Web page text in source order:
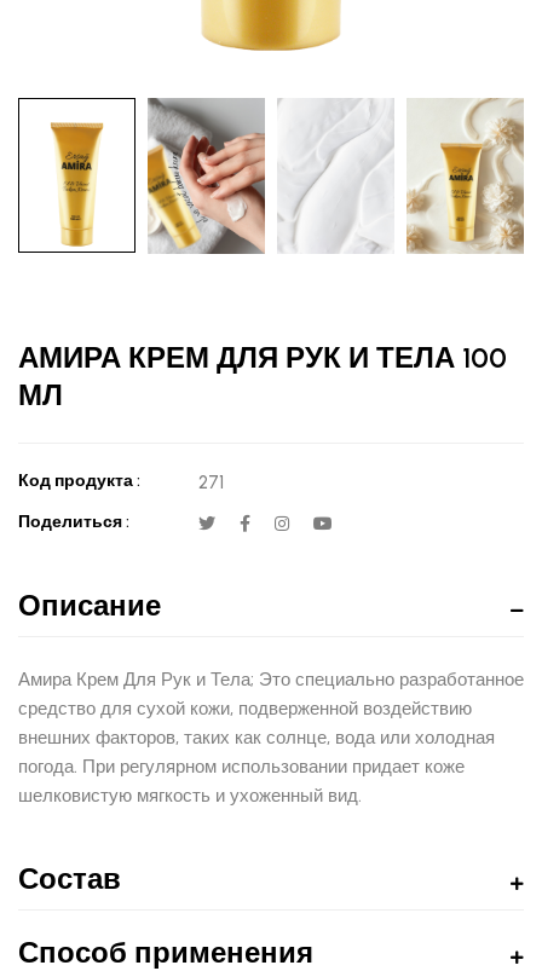
АМИРА КРЕМ ДЛЯ РУК И ТЕЛА 100
МЛ
Код продукта : 271
Поделиться :
Описание
Амира Крем Для Рук и Тела; Это специально разработанное
средство для сухой кожи, подверженной воздействию
внешних факторов, таких как солнце, вода или холодная
погода. При регулярном использовании придает коже
шелковистую мягкость и ухоженный вид.
Состав
Способ применения